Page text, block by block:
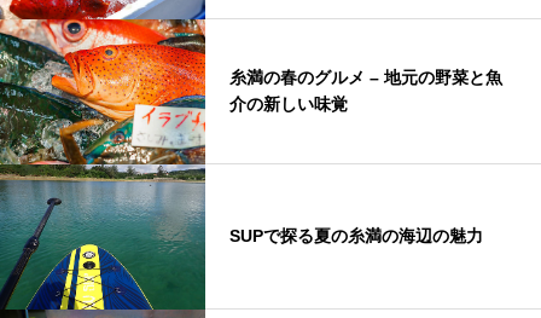
糸満の春のグルメ – 地元の野菜と魚
介の新しい味覚
SUPで探る夏の糸満の海辺の魅力